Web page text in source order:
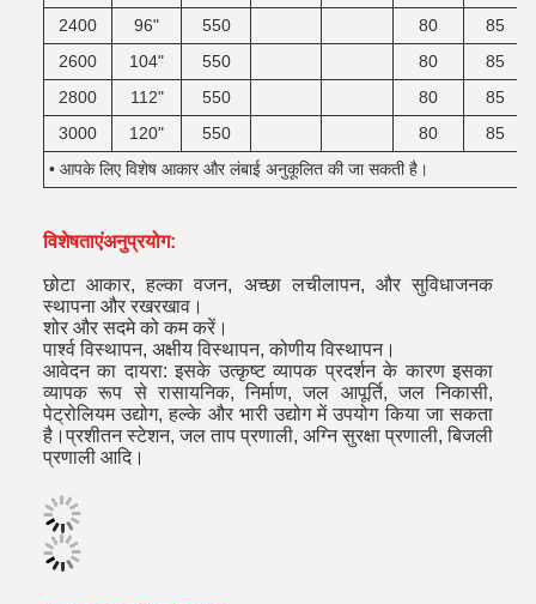
2400
96" 550 80
85
2600
104" 550 80
85
2800
112" 550 80
85
3000
120" 550 80
85
• आपके लिए विशेष आकार और लंबाई अनुकूलित की जा सकती है।
विशेषताएंअनुप्रयोग:
छोटा आकार, हल्का वजन, अच्छा लचीलापन, और सुविधाजनक
स्थापना और रखरखाव।
शोर और सदमे को कम करें।
पार्श्व विस्थापन, अक्षीय विस्थापन, कोणीय विस्थापन।
आवेदन का दायरा: इसके उत्कृष्ट व्यापक प्रदर्शन के कारण इसका
व्यापक रूप से रासायनिक, निर्माण, जल आपूर्ति, जल निकासी,
पेट्रोलियम उद्योग, हल्के और भारी उद्योग में उपयोग किया जा सकता
है।प्रशीतन स्टेशन, जल ताप प्रणाली, अग्नि सुरक्षा प्रणाली, बिजली
प्रणाली आदि।